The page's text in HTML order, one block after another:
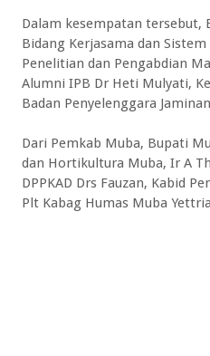
Dalam kesempatan tersebut,
Bidang Kerjasama dan
Penelitian dan Pengabdian
Alumni IPB Dr Heti Mulyati,
Badan Penyelenggara
Dari Pemkab Muba, Bupati
dan Hortikultura Muba, Ir A
DPPKAD Drs Fauzan, Kabid
Plt Kabag Humas Muba